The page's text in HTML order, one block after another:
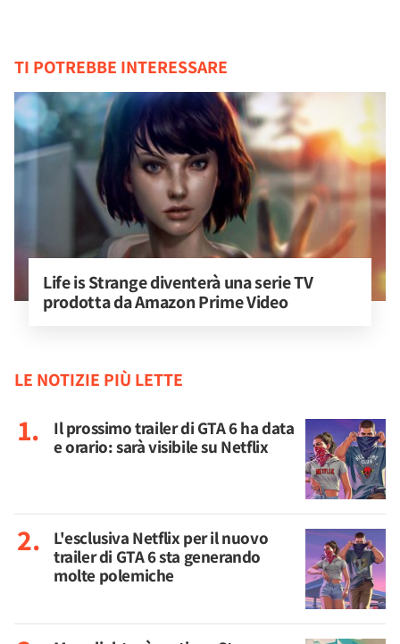
TI POTREBBE INTERESSARE
Life is Strange diventerà una serie TV
prodotta da Amazon Prime Video
LE NOTIZIE PIÙ LETTE
Il prossimo trailer di GTA 6 ha data
e orario: sarà visibile su Netflix
L'esclusiva Netflix per il nuovo
trailer di GTA 6 sta generando
molte polemiche